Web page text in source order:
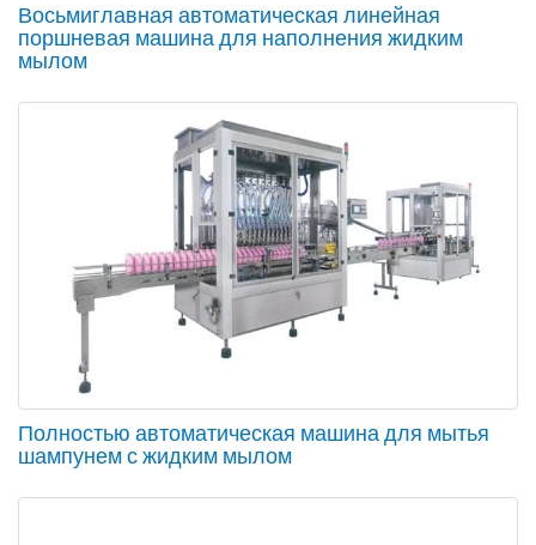
Восьмиглавная автоматическая линейная
поршневая машина для наполнения жидким
мылом
Полностью автоматическая машина для мытья
шампунем с жидким мылом